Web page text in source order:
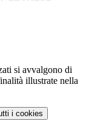
si avvalgono di
illustrate nella
i cookies